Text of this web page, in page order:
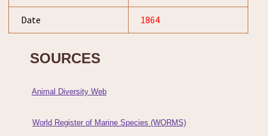
Date 1864
SOURCES
Animal Diversity Web
World Register of Marine Species (WORMS)